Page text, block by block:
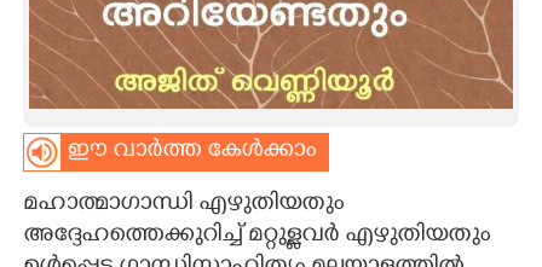
ART
ASTRO
CARTOONS
ഈ വാർത്ത കേൾക്കാം
മഹാത്മാഗാന്ധി എഴുതിയതും
അദ്ദേഹത്തെക്കുറിച്ച് മറ്റുള്ളവർ എഴുതിയതും